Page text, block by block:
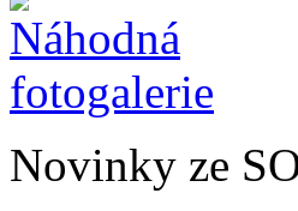
Novinky ze